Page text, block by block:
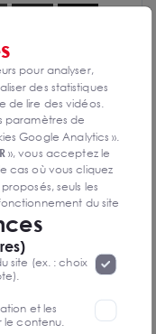
pour analyser,
des statistiques
de lire des vidéos.
paramètres de
Google Analytics ».
», vous acceptez le
cas où vous cliquez
seuls les
du site
pouvez consulter
site internet, il
Vous avez la
ne seront
actuellement
site (ex. : choix
et les
le contenu.